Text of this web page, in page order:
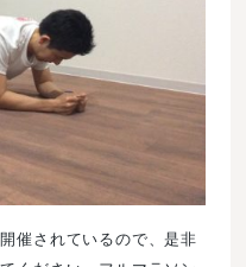
催されているので、是非